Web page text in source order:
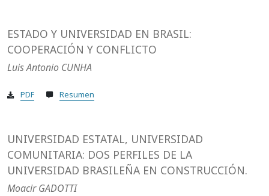
ESTADO Y UNIVERSIDAD EN BRASIL:
COOPERACIÓN Y CONFLICTO
Luis Antonio CUNHA
PDF Resumen
UNIVERSIDAD ESTATAL, UNIVERSIDAD
COMUNITARIA: DOS PERFILES DE LA
UNIVERSIDAD BRASILEÑA EN CONSTRUCCIÓN.
Moacir GADOTTI